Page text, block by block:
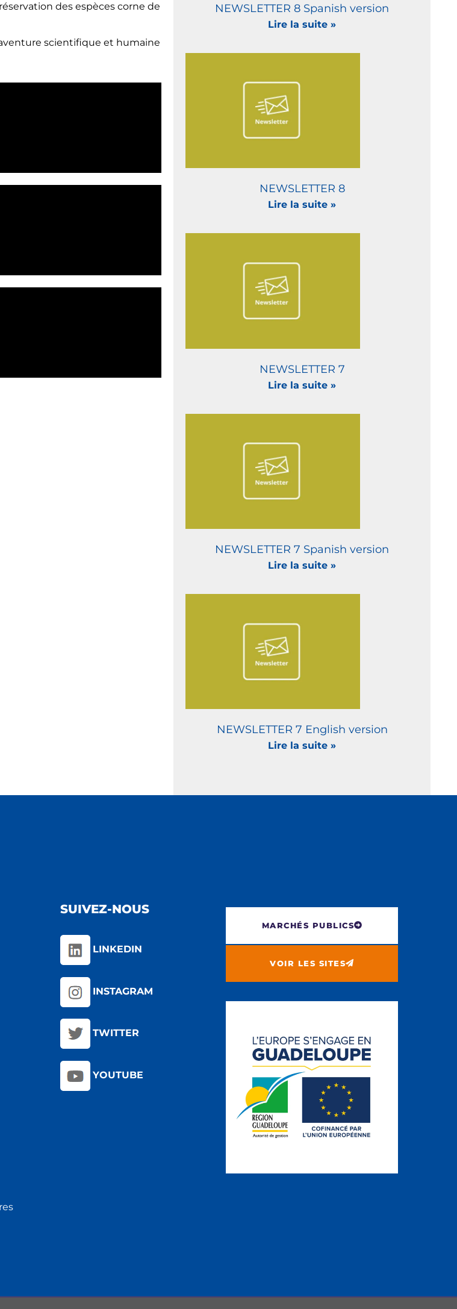
des espèces corne de
scientifique et humaine
NEWSLETTER 8 Spanish version
Lire la suite »
NEWSLETTER 8
Lire la suite »
NEWSLETTER 7
Lire la suite »
NEWSLETTER 7 Spanish version
Lire la suite »
NEWSLETTER 7 English version
Lire la suite »
SUIVEZ-NOUS
LINKEDIN
INSTAGRAM
TWITTER
YOUTUBE
MARCHÉS PUBLICS
VOIR LES SITES